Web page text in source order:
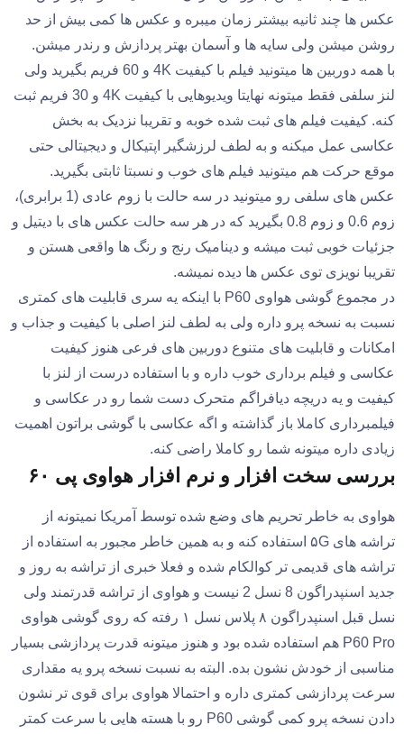
عکس ها چند ثانیه بیشتر زمان میبره و عکس ها کمی بیش از حد
روشن میشن ولی سایه ها و آسمان بهتر پردازش و رندر میشن.
با همه دوربین ها میتونید فیلم با کیفیت 4K و 60 فریم بگیرید ولی
لنز سلفی فقط میتونه نهایتا ویدیوهایی با کیفیت 4K و 30 فریم ثبت
کنه. کیفیت فیلم های ثبت شده خوبه و تقریبا نزدیک به بخش
عکاسی عمل میکنه و به لطف لرزشگیر اپتیکال و دیجیتالی حتی
موقع حرکت هم میتونید فیلم های خوب و نسبتا ثابتی بگیرید.
عکس های سلفی رو میتونید در سه حالت با زوم عادی (1 برابری)،
زوم 0.6 و زوم 0.8 بگیرید که در هر سه حالت عکس های با دیتیل و
جزئیات خوبی ثبت میشه و دینامیک رنج و رنگ ها واقعی هستن و
تقریبا نویزی توی عکس ها دیده نمیشه.
در مجموع گوشی هواوی P60 با اینکه یه سری قابلیت های کمتری
نسبت به نسخه پرو داره ولی به لطف لنز اصلی با کیفیت و جذاب و
امکانات و قابلیت های متنوع دوربین های فرعی هنوز کیفیت
عکاسی و فیلم برداری خوب داره و با استفاده درست از لنز با
کیفیت و یه دریچه دیافراگم متحرک دست شما رو در عکاسی و
فیلمبرداری کاملا باز گذاشته و اگه عکاسی با گوشی براتون اهمیت
زیادی داره میتونه شما رو کاملا راضی کنه.
بررسی سخت افزار و نرم افزار هواوی پی ۶۰
هواوی به خاطر تحریم های وضع شده توسط آمریکا نمیتونه از
تراشه های ۵G استفاده کنه و به همین خاطر مجبور به استفاده از
تراشه های قدیمی تر کوالکام شده و فعلا خبری از تراشه به روز و
جدید اسنپدراگون 8 نسل 2 نیست و هواوی از تراشه قدرتمند ولی
نسل قبل اسنپدراگون ۸ پلاس نسل ۱ رفته که روی گوشی هواوی
P60 Pro هم استفاده شده بود و هنوز میتونه قدرت پردازشی بسیار
مناسبی از خودش نشون بده. البته به نسبت نسخه پرو یه مقداری
سرعت پردازشی کمتری داره و احتمالا هواوی برای قوی تر نشون
دادن نسخه پرو کمی گوشی P60 رو با هسته هایی با سرعت کمتر